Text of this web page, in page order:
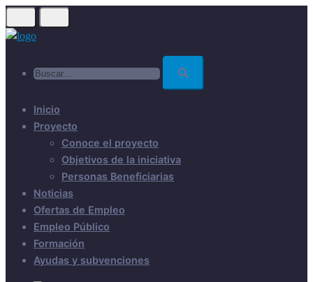
Skip
to
Inicio
Proyecto
Conoce el proyecto
Objetivos de la iniciativa
Personas Beneficiarias
Noticias
Ofertas de Empleo
Empleo Público
Formación
Ayudas y subvenciones